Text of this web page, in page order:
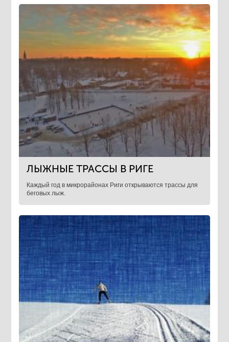
ЛЫЖНЫЕ ТРАССЫ В РИГЕ
Каждый год в микрорайонах Риги открываются трассы для
беговых лыж.